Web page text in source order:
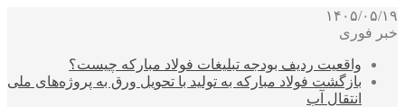
۱۴۰۵/۰۵/۱۹
خبر فوری
واقعیت ردیف بودجه تبلیغات فولاد مبارکه چیست؟
بازگشت فولاد مبارکه به تولید با تحویل ورق به پروژه‌های ملی
انتقال آب